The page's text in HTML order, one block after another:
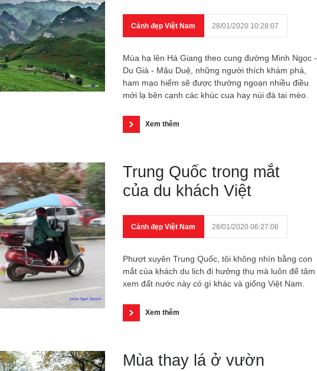
Cảnh đẹp Việt Nam 28/01/2020 10:28:07
Mùa hạ lên Hà Giang theo cung đường Minh Ngọc -
Du Già - Mậu Duệ, những người thích khám phá,
ham mạo hiểm sẽ được thưởng ngoạn nhiều điều
mới lạ bên cạnh các khúc cua hay núi đá tai mèo.
Xem thêm
Trung Quốc trong mắt
của du khách Việt
Cảnh đẹp Việt Nam 28/01/2020 06:27:06
Phượt xuyên Trung Quốc, tôi không nhìn bằng con
mắt của khách du lịch đi hưởng thụ mà luôn để tâm
xem đất nước này có gì khác và giống Việt Nam.
Xem thêm
Mùa thay lá ở vườn